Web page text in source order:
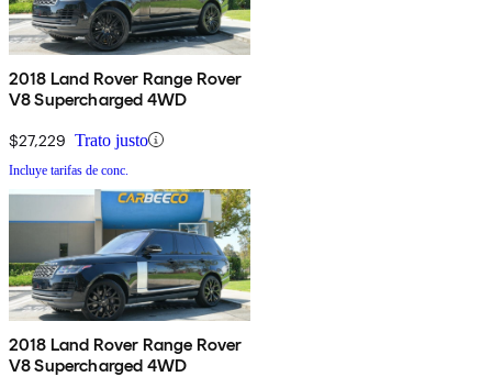
2018 Land Rover Range Rover
V8 Supercharged 4WD
$27,229 Trato justo
Incluye tarifas de conc.
2018 Land Rover Range Rover
V8 Supercharged 4WD